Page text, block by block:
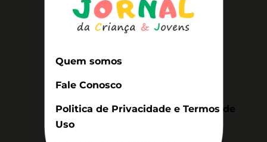
Quem somos
Fale Conosco
Politica de Privacidade e Termos de
Uso